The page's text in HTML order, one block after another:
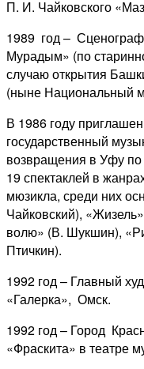
П. И. Чайковского
1989 год –
Мурадым» (по
случаю открытия
(ныне Национальный
В 1986 году
государственный
возвращения в Уфу
19 спектаклей в
мюзикла, среди них
Чайковский),
волю» (В. Шукшин),
Птичкин).
1992 год – Главный
«Галерка», Омск.
1992 год – Город
«Фраскита» в театре